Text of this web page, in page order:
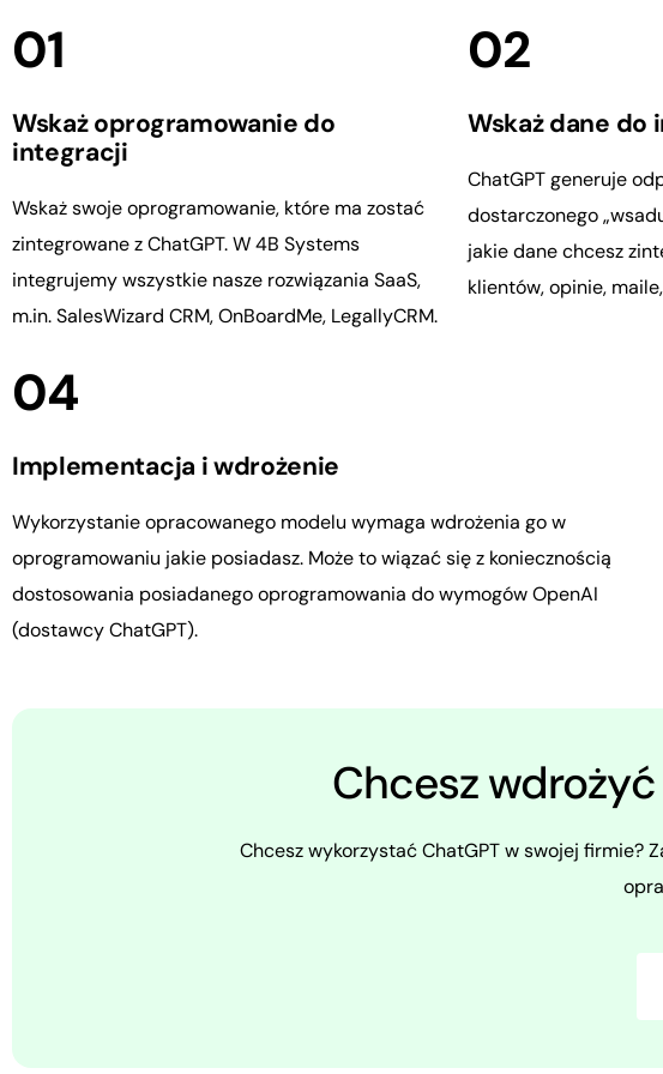
01
Wskaż oprogramowanie do
integracji
Wskaż swoje oprogramowanie, które ma zostać
zintegrowane z ChatGPT. W 4B Systems
integrujemy wszystkie nasze rozwiązania SaaS,
m.in. SalesWizard CRM, OnBoardMe, LegallyCRM.
02
Wskaż dane do
ChatGPT generuje
dostarczonego
jakie dane chcesz
klientów, opinie,
04
Implementacja i wdrożenie
Wykorzystanie opracowanego modelu wymaga wdrożenia go w
oprogramowaniu jakie posiadasz. Może to wiązać się z koniecznością
dostosowania posiadanego oprogramowania do wymogów OpenAI
(dostawcy ChatGPT).
Chcesz
Chcesz wykorzystać ChatGPT w swojej firmie?